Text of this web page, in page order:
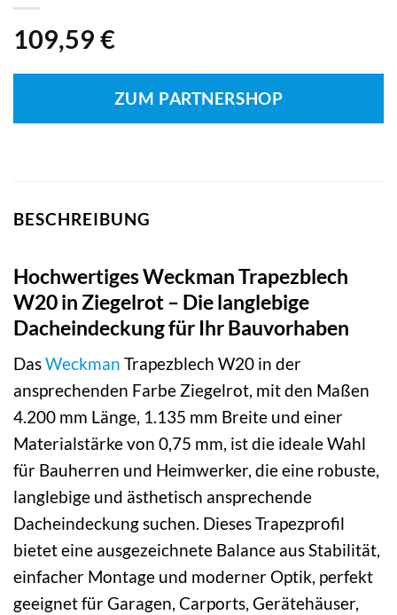
109,59 €
ZUM PARTNERSHOP
BESCHREIBUNG
Hochwertiges Weckman Trapezblech
W20 in Ziegelrot – Die langlebige
Dacheindeckung für Ihr Bauvorhaben
DasWeckman Trapezblech W20 in der
ansprechenden Farbe Ziegelrot, mit den Maßen
4.200 mm Länge, 1.135 mm Breite und einer
Materialstärke von 0,75 mm, ist die ideale Wahl
für Bauherren und Heimwerker, die eine robuste,
langlebige und ästhetisch ansprechende
Dacheindeckung suchen. Dieses Trapezprofil
bietet eine ausgezeichnete Balance aus Stabilität,
einfacher Montage und moderner Optik, perfekt
geeignet für Garagen, Carports, Gerätehäuser,